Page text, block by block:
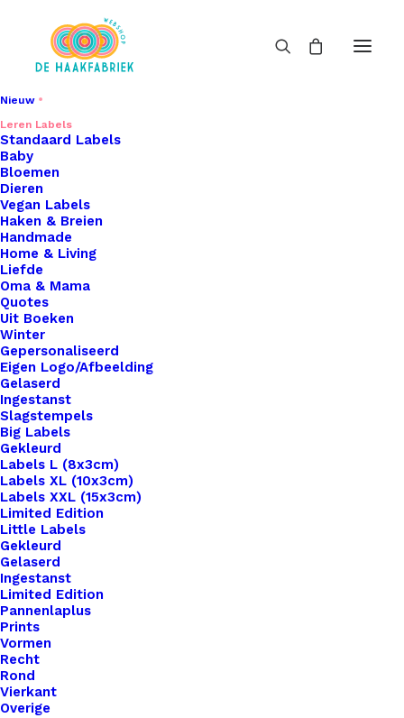
Nieuw
Leren Labels
Standaard Labels
Baby
Bloemen
Dieren
Vegan Labels
Haken & Breien
Handmade
Home & Living
Liefde
Oma & Mama
Quotes
Uit Boeken
Winter
Gepersonaliseerd
Eigen Logo/Afbeelding
Gelaserd
Ingestanst
Slagstempels
Big Labels
Gekleurd
Labels L (8x3cm)
Labels XL (10x3cm)
Labels XXL (15x3cm)
Limited Edition
Little Labels
Gekleurd
Gelaserd
Ingestanst
Limited Edition
Pannenlaplus
Prints
Vormen
Recht
Rond
Vierkant
Overige